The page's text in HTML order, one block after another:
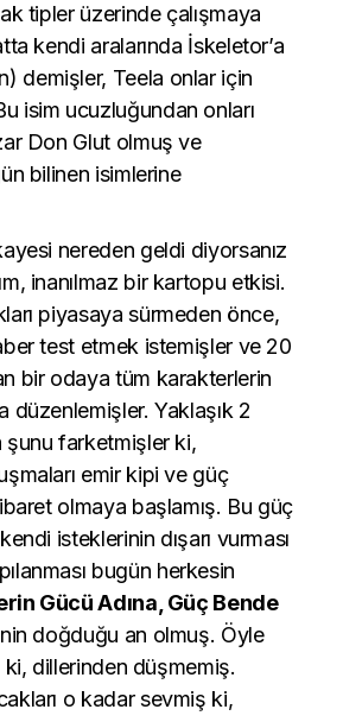
tipler üzerinde çalışmaya
kendi aralarında İskeletor’a
demişler, Teela onlar için
isim ucuzluğundan onları
Don Glut olmuş ve
bilinen isimlerine
nereden geldi diyorsanız
inanılmaz bir kartopu etkisi.
piyasaya sürmeden önce,
test etmek istemişler ve 20
bir odaya tüm karakterlerin
düzenlemişler. Yaklaşık 2
şunu farketmişler ki,
emir kipi ve güç
olmaya başlamış. Bu güç
isteklerinin dışarı vurması
bugün herkesin
Gücü Adına, Güç Bende
doğduğu an olmuş. Öyle
dillerinden düşmemiş.
o kadar sevmiş ki,